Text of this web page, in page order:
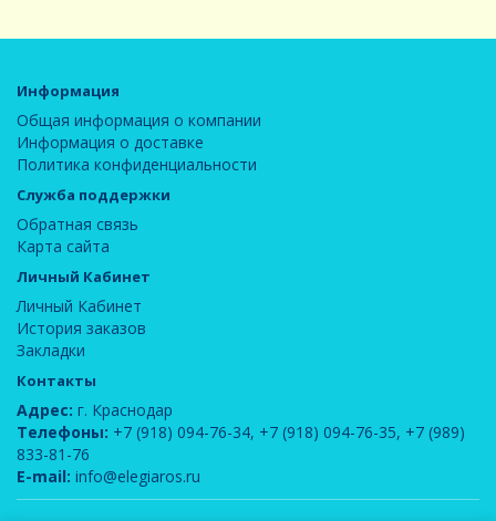
Информация
Общая информация о компании
Информация о доставке
Политика конфиденциальности
Служба поддержки
Обратная связь
Карта сайта
Личный Кабинет
Личный Кабинет
История заказов
Закладки
Контакты
Адрес: г. Краснодар
Телефоны: +7 (918) 094-76-34, +7 (918) 094-76-35, +7 (989)
833-81-76
E-mail: info@elegiaros.ru